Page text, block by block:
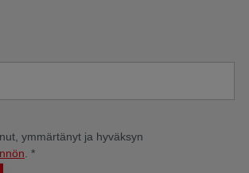
ymmärtänyt ja hyväksyn
*